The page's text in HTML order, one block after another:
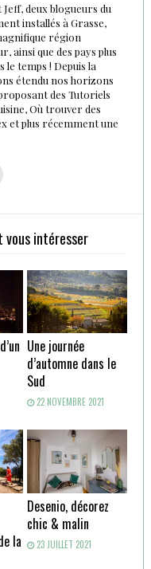
deux blogueurs du
installés à Grasse,
région
ainsi que des pays plus
le temps ! Depuis la
étendu nos horizons
des Tutoriels
Où trouver des
et plus récemment une
vous intéresser
Une journée
d’automne dans le
Sud
22 NOVEMBRE 2021
la
Desenio, décorez
chic & malin
23 JUILLET 2021